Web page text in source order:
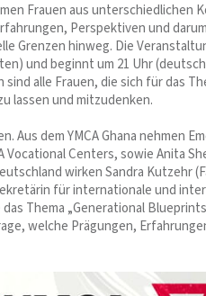
Frauen aus unterschiedlichen
Perspektiven und
Grenzen hinweg. Die
und beginnt um 21 Uhr
sind alle Frauen, die sich für das
lassen und mitzudenken.
Aus dem YMCA Ghana nehmen
Vocational Centers, sowie Anita
wirken Sandra Kutzehr
für internationale und
Thema „Generational
welche Prägungen,